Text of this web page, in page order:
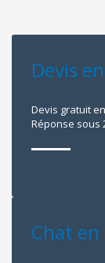
Devis
Devis gratuit
Réponse sous
Chat